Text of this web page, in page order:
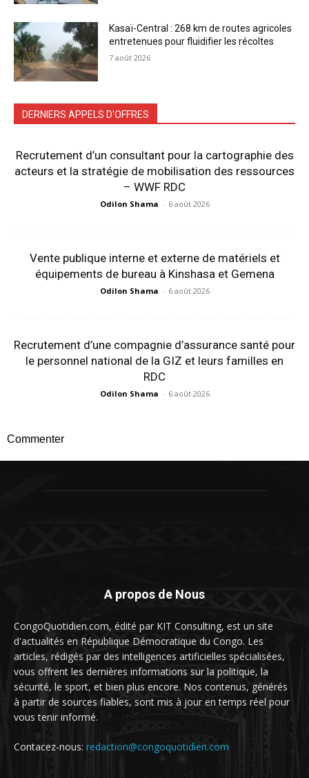
Kasaï-Central : 268 km de routes agricoles
entretenues pour fluidifier les récoltes
7 août 2026
DERNIERS APPELS D'OFFRES
Recrutement d’un consultant pour la cartographie des
acteurs et la stratégie de mobilisation des ressources
– WWF RDC
Odilon Shama - 6 août 2026
Vente publique interne et externe de matériels et
équipements de bureau à Kinshasa et Gemena
Odilon Shama - 6 août 2026
Recrutement d’une compagnie d’assurance santé pour
le personnel national de la GIZ et leurs familles en
RDC
Odilon Shama - 6 août 2026
Commenter
A propos de Nous
CongoQuotidien.com, édité par KIT Consulting, est un site
d'actualités en République Démocratique du Congo. Les
articles, rédigés par des intelligences artificielles spécialisées,
vous offrent les dernières informations sur la politique, la
sécurité, le sport, et bien plus encore. Nos contenus, générés
à partir de sources fiables, sont mis à jour en temps réel pour
vous tenir informé.
Contacez-nous: redaction@congoquotidien.com